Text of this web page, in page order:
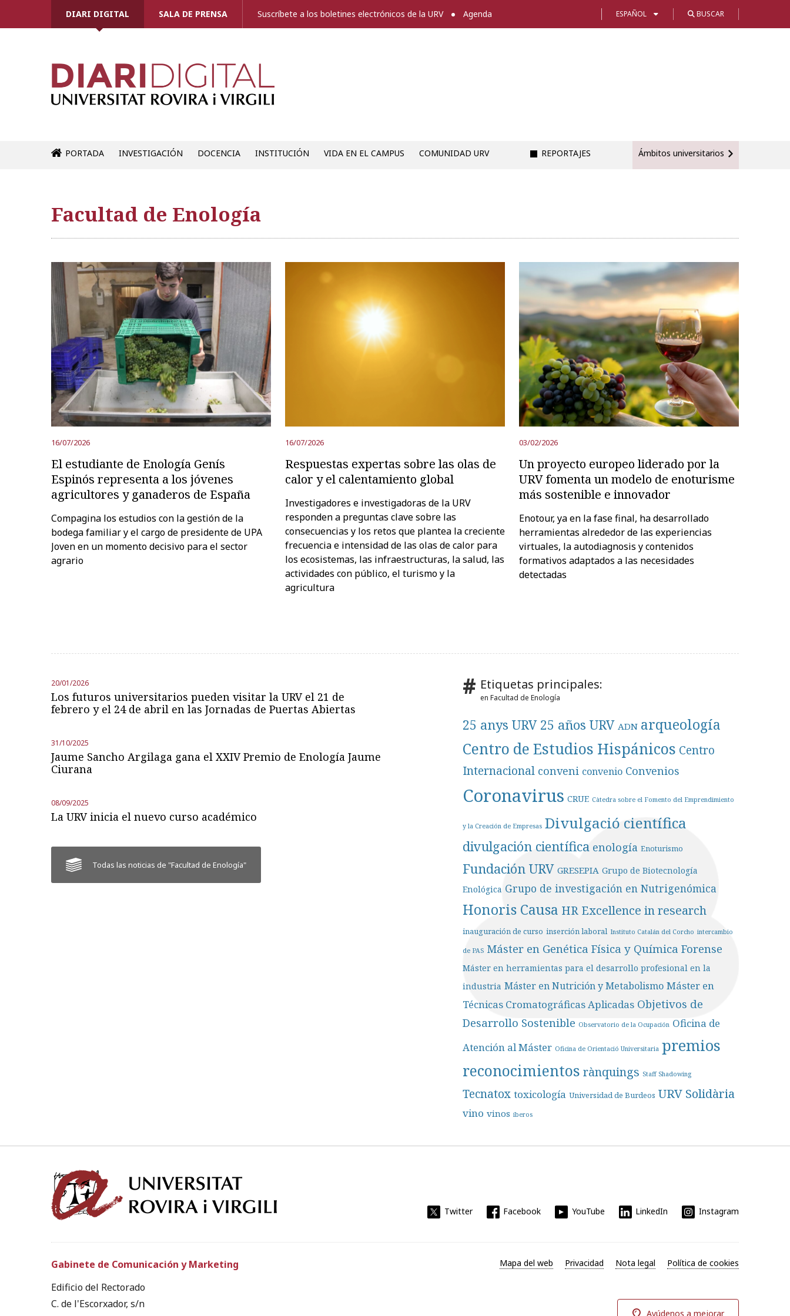
DIARI DIGITAL SALA DE PRENSA Suscríbete a los boletines electrónicos de la URV Agenda ESPAÑOL BUSCAR
PORTADA INVESTIGACIÓN DOCENCIA INSTITUCIÓN VIDA EN EL CAMPUS COMUNIDAD URV REPORTAJES Ámbitos universitarios
Facultad de Enología
16/07/2026
El estudiante de Enología Genís
Espinós representa a los jóvenes
agricultores y ganaderos de España
Compagina los estudios con la gestión de la
bodega familiar y el cargo de presidente de UPA
Joven en un momento decisivo para el sector
agrario
16/07/2026
Respuestas expertas sobre las olas de
calor y el calentamiento global
Investigadores e investigadoras de la URV
responden a preguntas clave sobre las
consecuencias y los retos que plantea la creciente
frecuencia e intensidad de las olas de calor para
los ecosistemas, las infraestructuras, la salud, las
actividades con público, el turismo y la
agricultura
03/02/2026
Un proyecto europeo liderado por la
URV fomenta un modelo de enoturisme
más sostenible e innovador
Enotour, ya en la fase final, ha desarrollado
herramientas alrededor de las experiencias
virtuales, la autodiagnosis y contenidos
formativos adaptados a las necesidades
detectadas
20/01/2026
Los futuros universitarios pueden visitar la URV el 21 de
febrero y el 24 de abril en las Jornadas de Puertas Abiertas
31/10/2025
Jaume Sancho Argilaga gana el XXIV Premio de Enología Jaume
Ciurana
08/09/2025
La URV inicia el nuevo curso académico
Todas las noticias de "Facultad de Enología"
Etiquetas principales:
en Facultad de Enología
25 anys URV 25 años URV ADN arqueología
Centro de Estudios Hispánicos Centro
Internacional conveni convenio Convenios
Coronavirus CRUE Càtedra sobre el Fomento del Emprendimiento
y la Creación de Empresas Divulgació científica
divulgación científica enología Enoturismo
Fundación URV GRESEPIA Grupo de Biotecnología
Enológica Grupo de investigación en Nutrigenómica
Honoris Causa HR Excellence in research
inauguración de curso inserción laboral Instituto Catalán del Corcho intercambio
de PAS Máster en Genética Física y Química Forense
Máster en herramientas para el desarrollo profesional en la
industria Máster en Nutrición y Metabolismo Máster en
Técnicas Cromatográficas Aplicadas Objetivos de
Desarrollo Sostenible Observatorio de la Ocupación Oficina de
Atención al Máster Oficina de Orientació Universitaria premios
reconocimientos rànquings Staff Shadowing
Tecnatox toxicología Universidad de Burdeos URV Solidària
vino vinos íberos
Twitter Facebook YouTube LinkedIn Instagram
Gabinete de Comunicación y Marketing
Edificio del Rectorado
C. de l'Escorxador, s/n
Mapa del web Privacidad Nota legal Política de cookies
Ayúdenos a mejorar